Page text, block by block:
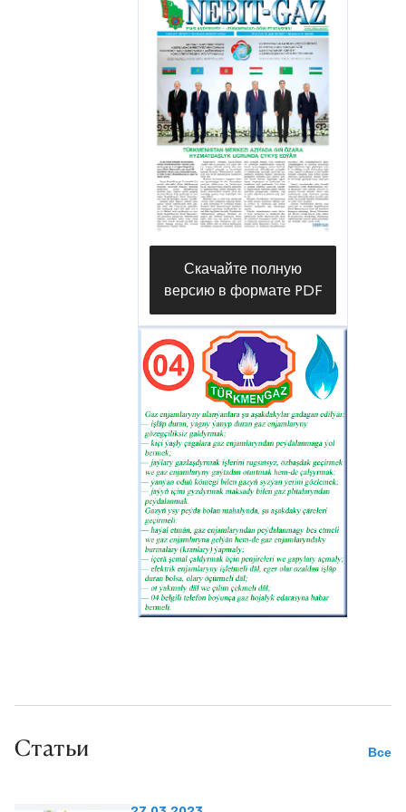
стоящего у истоков
благополучной жизни нашего
народа, выражают в
животноводческих хозяйствах
«Довардарчылык» Шабатского
этрапа, «Малдарчылык»
Конеургенчского этрапа и
«Гарагум» этрапа Гёроглы,
относящихся велаятскому
сельскохозяйственному
производственному
объединению.
Скачайте полную
версию в формате PDF
Статьи Все